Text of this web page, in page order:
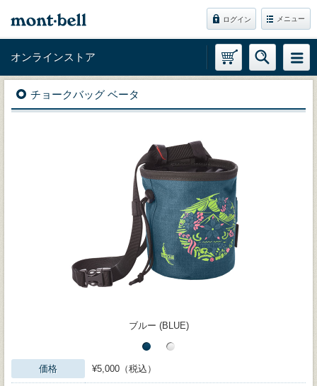
ログイン メニュー
オンラインストア
チョークバッグ ベータ
ブルー (BLUE)
価格 ¥5,000（税込）